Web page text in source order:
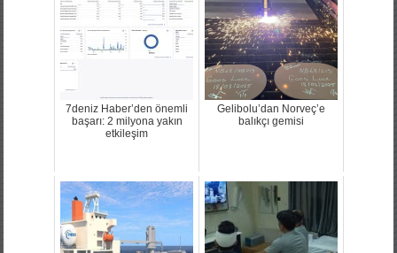
7deniz Haber’den önemli
başarı: 2 milyona yakın
etkileşim
Gelibolu’dan Norveç’e
balıkçı gemisi